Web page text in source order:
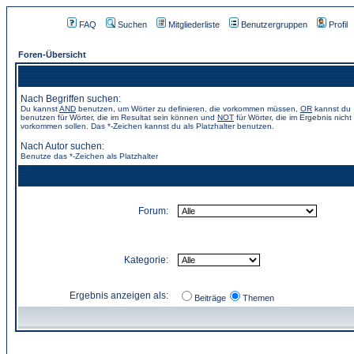
FAQ Suchen Mitgliederliste Benutzergruppen Profil
Foren-Übersicht
Nach Begriffen suchen:
Du kannstAND benutzen, um Wörter zu definieren, die vorkommen müssen, OR kannst du
benutzen für Wörter, die im Resultat sein können und NOT für Wörter, die im Ergebnis nicht
vorkommen sollen. Das *-Zeichen kannst du als Platzhalter benutzen.
Nach Autor suchen:
Benutze das *-Zeichen als Platzhalter
Forum:
Kategorie:
Ergebnis anzeigen als: Beiträge Themen